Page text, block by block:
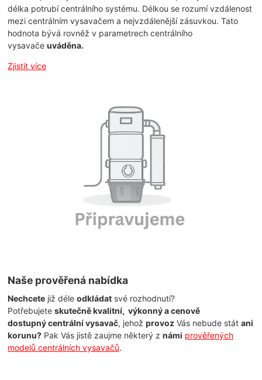
délka potrubí centrálního systému. Délkou se rozumí vzdálenost
mezi centrálním vysavačem a nejvzdálenější zásuvkou. Tato
hodnota bývá rovněž v parametrech centrálního
vysavačeuváděna.
Zjistit více
Naše prověřená nabídka
Nechcete již déleodkládat své rozhodnutí?
Potřebujeteskutečně kvalitní, výkonný a cenově
dostupnýcentrální vysavač, jehožprovoz Vás nebude státani
korunu? Pak Vás jistě zaujme některý známi prověřených
modelů centrálních vysavačů.